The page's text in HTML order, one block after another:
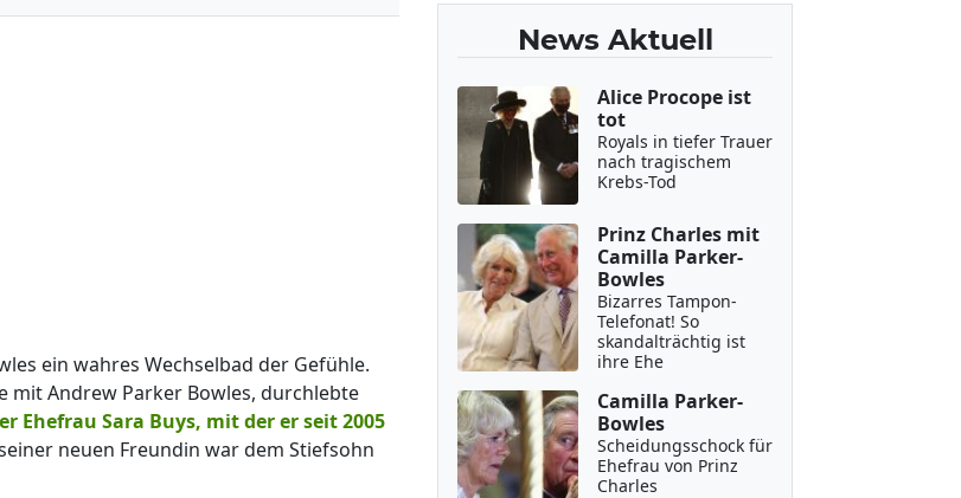
ein wahres Wechselbad der Gefühle.
mit Andrew Parker Bowles, durchlebte
Ehefrau Sara Buys, mit der er seit 2005
neuen Freundin war dem Stiefsohn
News Aktuell
Alice Procope ist
tot
Royals in tiefer Trauer
nach tragischem
Krebs-Tod
Prinz Charles mit
Camilla Parker-
Bowles
Bizarres Tampon-
Telefonat! So
skandalträchtig ist
ihre Ehe
Camilla Parker-
Bowles
Scheidungsschock für
Ehefrau von Prinz
Charles